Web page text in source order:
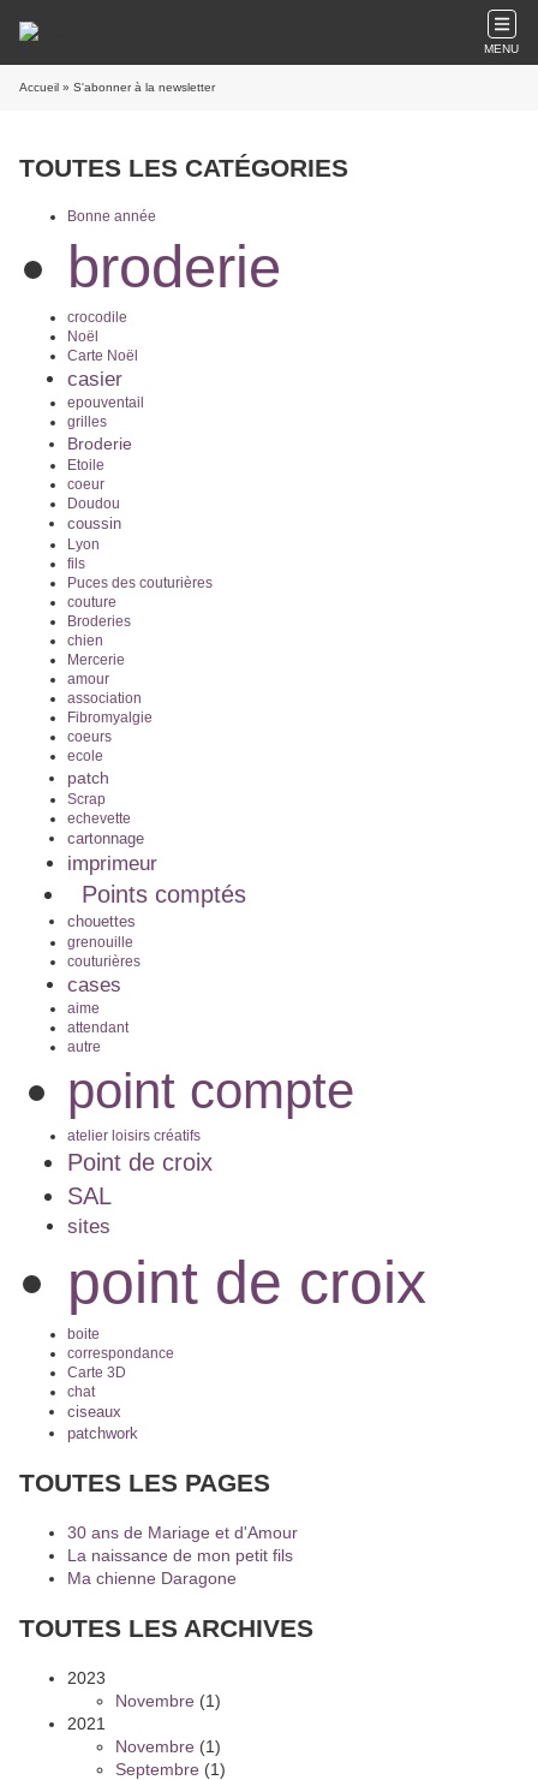
MENU
Accueil » S'abonner à la newsletter
TOUTES LES CATÉGORIES
Bonne année
broderie
crocodile
Noël
Carte Noël
casier
epouventail
grilles
Broderie
Etoile
coeur
Doudou
coussin
Lyon
fils
Puces des couturières
couture
Broderies
chien
Mercerie
amour
association
Fibromyalgie
coeurs
ecole
patch
Scrap
echevette
cartonnage
imprimeur
Points comptés
chouettes
grenouille
couturières
cases
aime
attendant
autre
point compte
atelier loisirs créatifs
Point de croix
SAL
sites
point de croix
boite
correspondance
Carte 3D
chat
ciseaux
patchwork
TOUTES LES PAGES
30 ans de Mariage et d'Amour
La naissance de mon petit fils
Ma chienne Daragone
TOUTES LES ARCHIVES
2023
Novembre (1)
2021
Novembre (1)
Septembre (1)